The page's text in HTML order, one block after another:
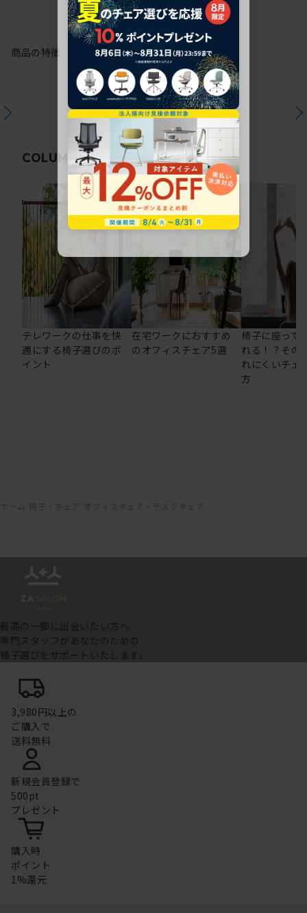
商品の特徴
COLUMN関連コラム
テレワークの仕事を快
適にする椅子選びのポ
イント
在宅ワークにおすすめ
のオフィスチェア5選
椅子に座って
れる！？その
れにくいチェ
方
ホーム 椅子・チェア オフィスチェア・デスクチェア
最高の一脚に出会いたい方へ
専門スタッフがあなたのための
椅子選びをサポートいたします。
3,980円以上の
ご購入で
送料無料
新規会員登録で
500pt
プレゼント
購入時
ポイント
1%還元